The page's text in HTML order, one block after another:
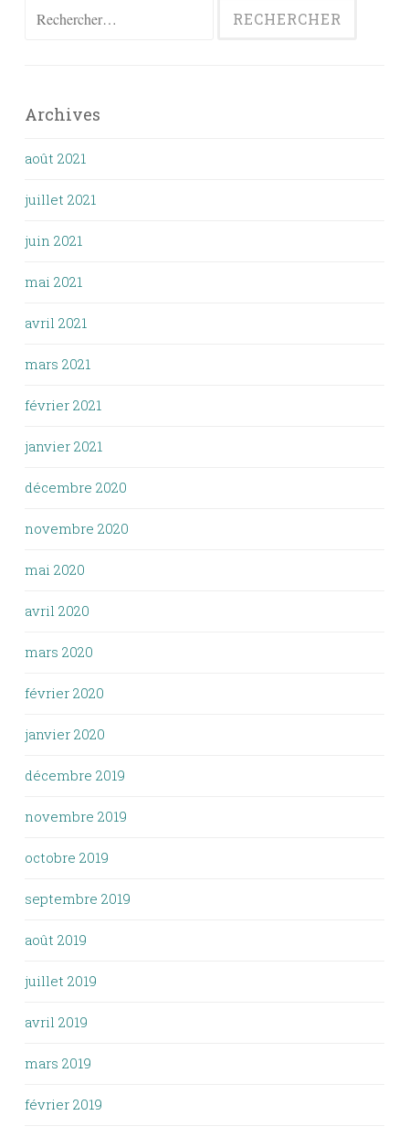
Rechercher :
Archives
août 2021
juillet 2021
juin 2021
mai 2021
avril 2021
mars 2021
février 2021
janvier 2021
décembre 2020
novembre 2020
mai 2020
avril 2020
mars 2020
février 2020
janvier 2020
décembre 2019
novembre 2019
octobre 2019
septembre 2019
août 2019
juillet 2019
avril 2019
mars 2019
février 2019